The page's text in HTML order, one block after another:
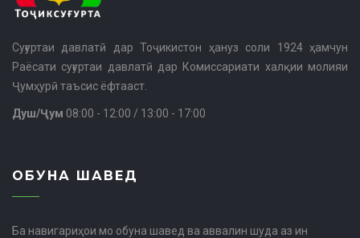
Суғуртаи давлатӣ дар Тоҷикистон ҳануз соли 1924 ҳамчун
Раёсати суғуртаи давлатӣ дар Комиссариати халқии молияи
Ҷумҳурӣ таъсис ёфтааст.
Душ/Ҷум 08:00 - 12:00 / 13:00 - 17:00
ОБУНА ШАВЕД
Ба навигариҳои мо обуна шавед ва аввалин шуда аз ин